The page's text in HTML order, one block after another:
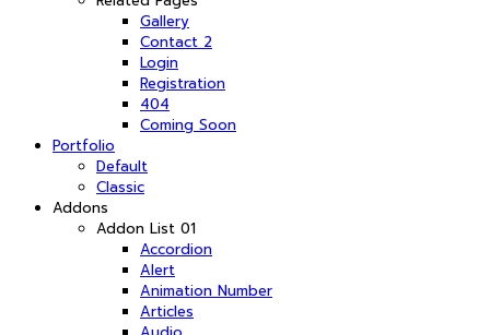
Gallery
Contact 2
Login
Registration
404
Coming Soon
Portfolio
Default
Classic
Addons
Addon List 01
Accordion
Alert
Animation Number
Articles